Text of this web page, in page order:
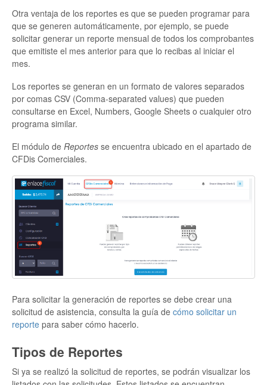
Otra ventaja de los reportes es que se pueden programar para
que se generen automáticamente, por ejemplo, se puede
solicitar generar un reporte mensual de todos los comprobantes
que emitiste el mes anterior para que lo recibas al iniciar el
mes.
Los reportes se generan en un formato de valores separados
por comas CSV (Comma-separated values) que pueden
consultarse en Excel, Numbers, Google Sheets o cualquier otro
programa similar.
El módulo de Reportes se encuentra ubicado en el apartado de
CFDis Comerciales.
Para solicitar la generación de reportes se debe crear una
solicitud de asistencia, consulta la guía de cómo solicitar un
reporte para saber cómo hacerlo.
Tipos de Reportes
Si ya se realizó la solicitud de reportes, se podrán visualizar los